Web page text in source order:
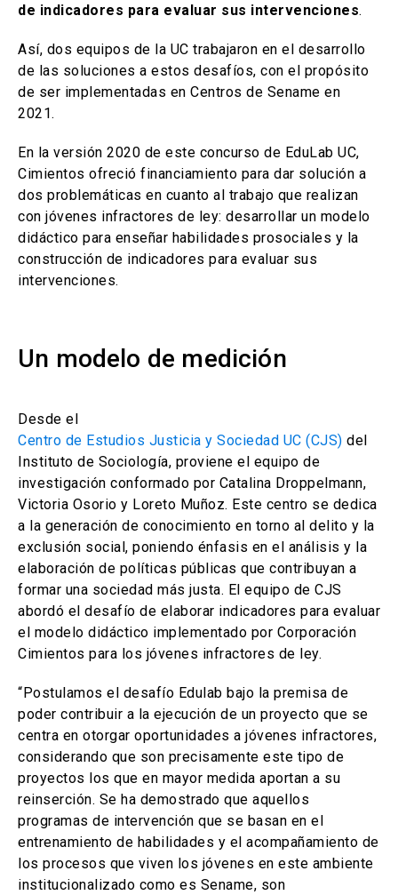
de indicadores para evaluar sus intervenciones.
Así, dos equipos de la UC trabajaron en el desarrollo
de las soluciones a estos desafíos, con el propósito
de ser implementadas en Centros de Sename en
2021.
En la versión 2020 de este concurso de EduLab UC,
Cimientos ofreció financiamiento para dar solución a
dos problemáticas en cuanto al trabajo que realizan
con jóvenes infractores de ley: desarrollar un modelo
didáctico para enseñar habilidades prosociales y la
construcción de indicadores para evaluar sus
intervenciones.
Un modelo de medición
Desde el
Centro de Estudios Justicia y Sociedad UC (CJS) del
Instituto de Sociología, proviene el equipo de
investigación conformado por Catalina Droppelmann,
Victoria Osorio y Loreto Muñoz. Este centro se dedica
a la generación de conocimiento en torno al delito y la
exclusión social, poniendo énfasis en el análisis y la
elaboración de políticas públicas que contribuyan a
formar una sociedad más justa. El equipo de CJS
abordó el desafío de elaborar indicadores para evaluar
el modelo didáctico implementado por Corporación
Cimientos para los jóvenes infractores de ley.
“Postulamos el desafío Edulab bajo la premisa de
poder contribuir a la ejecución de un proyecto que se
centra en otorgar oportunidades a jóvenes infractores,
considerando que son precisamente este tipo de
proyectos los que en mayor medida aportan a su
reinserción. Se ha demostrado que aquellos
programas de intervención que se basan en el
entrenamiento de habilidades y el acompañamiento de
los procesos que viven los jóvenes en este ambiente
institucionalizado como es Sename, son